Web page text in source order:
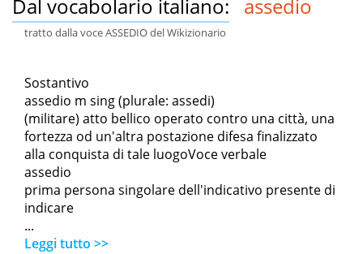
Dal vocabolario italiano: assedio
tratto dalla voce ASSEDIO del Wikizionario
Sostantivo
assedio m sing (plurale: assedi)
(militare) atto bellico operato contro una città, una
fortezza od un'altra postazione difesa finalizzato
alla conquista di tale luogoVoce verbale
assedio
prima persona singolare dell'indicativo presente di
indicare
...
Leggi tutto >>